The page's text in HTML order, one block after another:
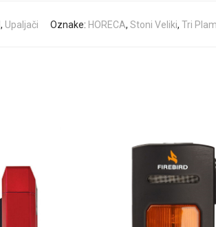
, Upaljači Oznake: HORECA, Stoni Veliki, Tri